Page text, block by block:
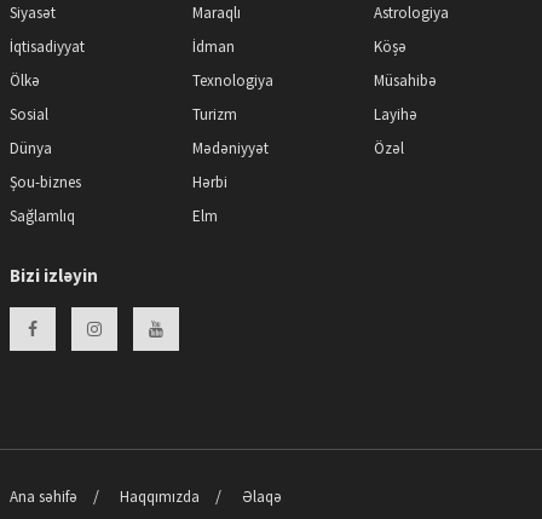
Siyasət
İqtisadiyyat
Ölkə
Sosial
Dünya
Şou-biznes
Sağlamlıq
Maraqlı
İdman
Texnologiya
Turizm
Mədəniyyət
Hərbi
Elm
Astrologiya
Köşə
Müsahibə
Layihə
Özəl
Bizi izləyin
Ana səhifə Haqqımızda Əlaqə